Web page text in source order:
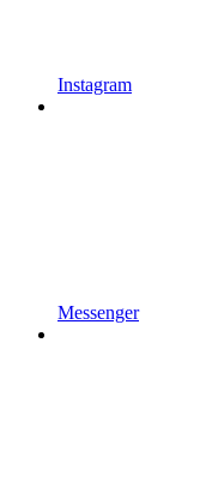
Instagram
Messenger